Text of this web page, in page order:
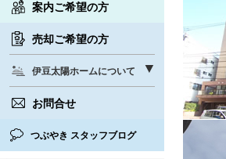
案内ご希望の方
売却ご希望の方
伊豆太陽ホームについて
お問合せ
つぶやき スタッフブログ